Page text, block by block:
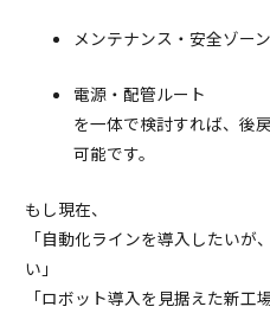
メンテナンス・安全ゾーン
電源・配管ルート
を一体で検討すれば、後
可能です。
もし現在、
「自動化ラインを導入したい
い」
「ロボット導入を見据えた新工